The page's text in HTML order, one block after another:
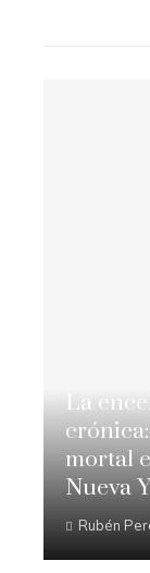
La
mortal
Nueva
Rubén